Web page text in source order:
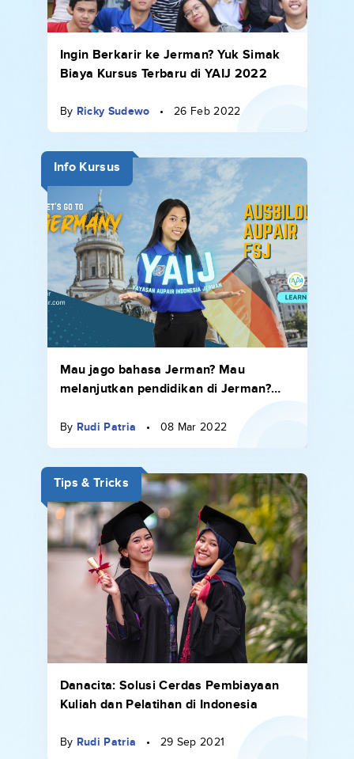
Ingin Berkarir ke Jerman? Yuk Simak
Biaya Kursus Terbaru di YAIJ 2022
By Ricky Sudewo • 26 Feb 2022
Info Kursus
Mau jago bahasa Jerman? Mau
melanjutkan pendidikan di Jerman?
By Rudi Patria • 08 Mar 2022
Tips & Tricks
Danacita: Solusi Cerdas Pembiayaan
Kuliah dan Pelatihan di Indonesia
By Rudi Patria • 29 Sep 2021